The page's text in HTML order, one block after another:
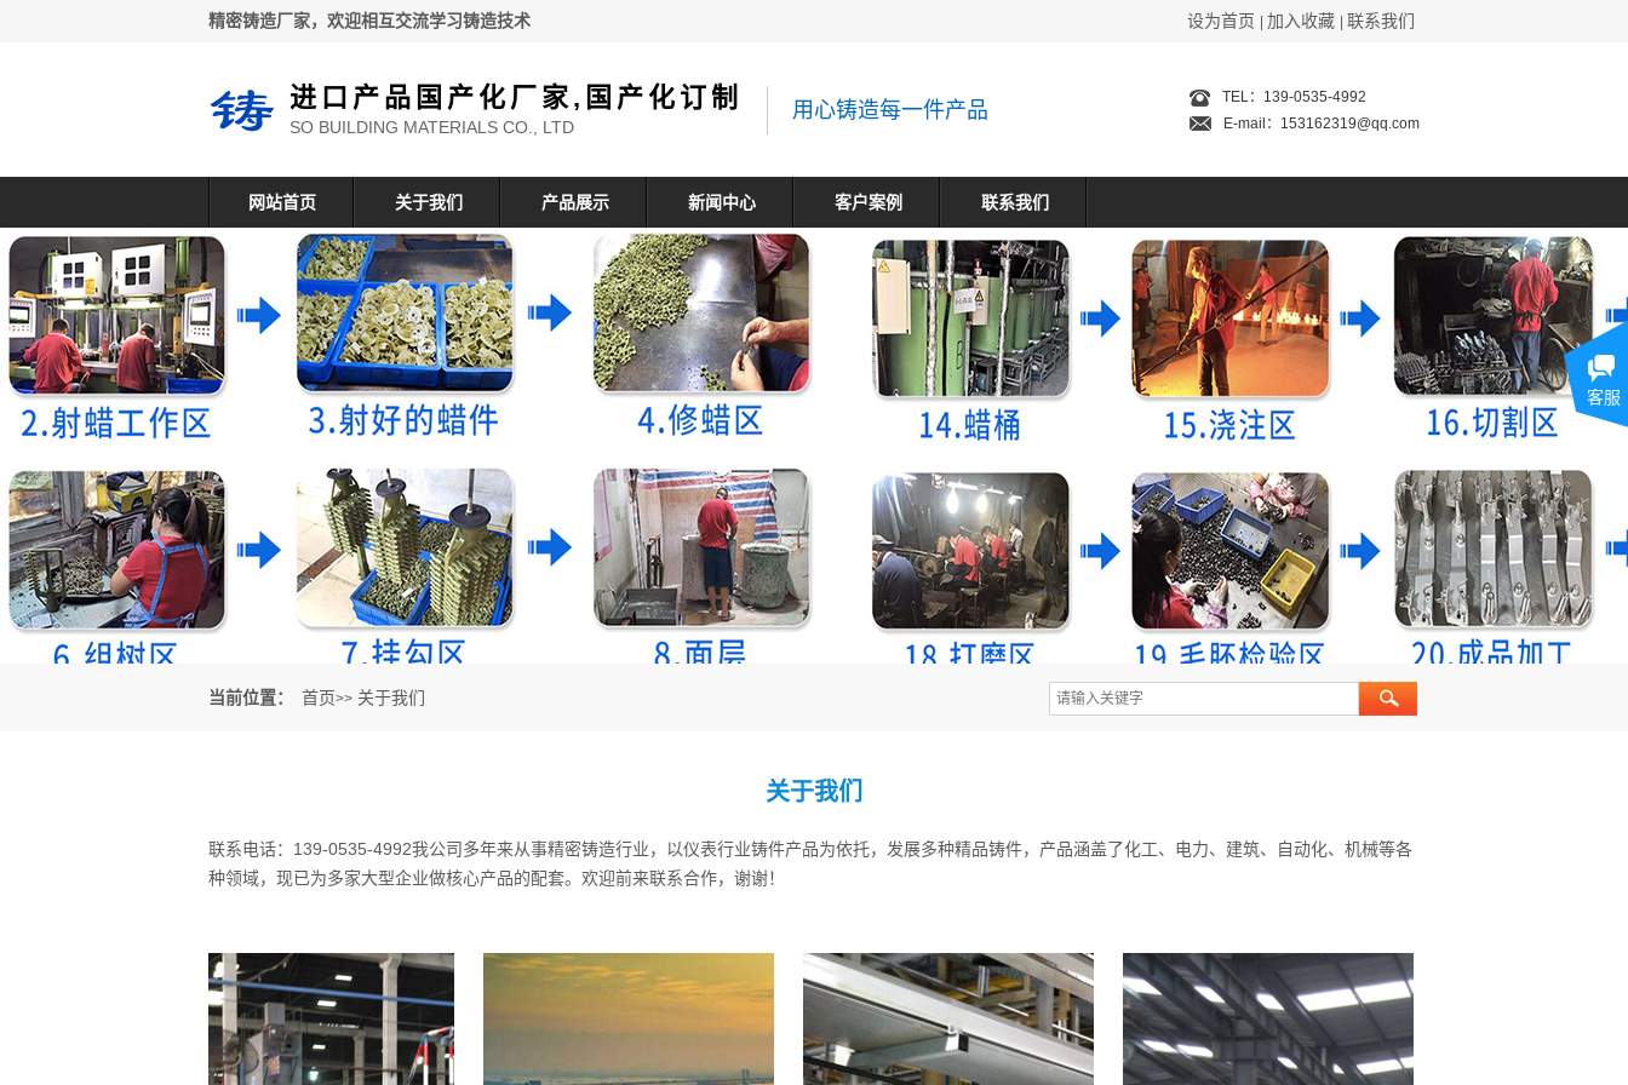
精密铸造厂家，欢迎相互交流学习铸造技术 设为首页 加入收藏 联系我们
进口产品国产化厂家,国产化订制
SO BUILDING MATERIALS CO., LTD
用心铸造每一件产品
TEL：139-0535-4992
E-mail：153162319@qq.com
网站首页 关于我们 产品展示 新闻中心 客户案例 联系我们
当前位置： 首页>> 关于我们
关于我们
联系电话：139-0535-4992我公司多年来从事精密铸造行业，以仪表行业铸件产品为依托，发展多种精品铸件，产品涵盖了化工、电力、建筑、自动化、机械等各
种领域，现已为多家大型企业做核心产品的配套。欢迎前来联系合作，谢谢！
客服